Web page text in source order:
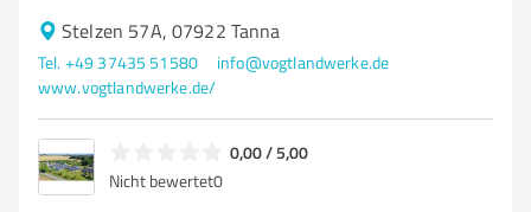
Stelzen 57A, 07922 Tanna
Tel. +49 37435 51580
info@vogtlandwerke.de
www.vogtlandwerke.de/
0,00 / 5,00
Nicht bewertet0